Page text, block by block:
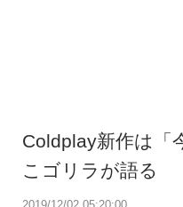
Coldplay新作は「
こゴリラが語る